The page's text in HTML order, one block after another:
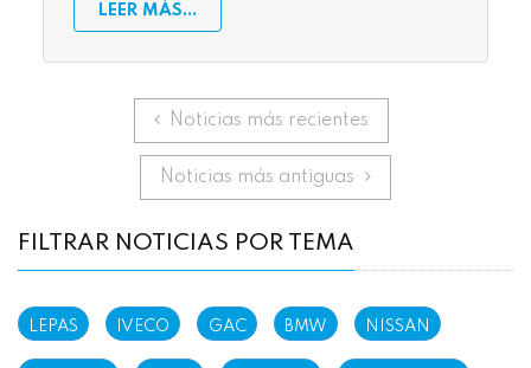
LEER MÁS...
Noticias más recientes
Noticias más antiguas Siguiente
FILTRAR NOTICIAS POR TEMA
LEPAS IVECO GAC BMW NISSAN